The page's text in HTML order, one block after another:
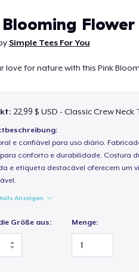
Flower
Simple Tees For You
love for nature with this Pink
22,99 $ USD - Classic Crew Neck
e confiável para uso diário.
conforto e durabilidade. Costura
e etiqueta destacável oferecem um
Anzeigen
Größe aus: Menge: